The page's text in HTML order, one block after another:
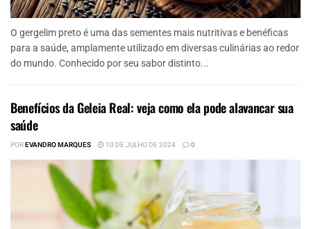
O gergelim preto é uma das sementes mais nutritivas e benéficas
para a saúde, amplamente utilizado em diversas culinárias ao redor
do mundo. Conhecido por seu sabor distinto...
Benefícios da Geleia Real: veja como ela pode alavancar sua
saúde
POREVANDRO MARQUES 10 DE JULHO DE 2024 0